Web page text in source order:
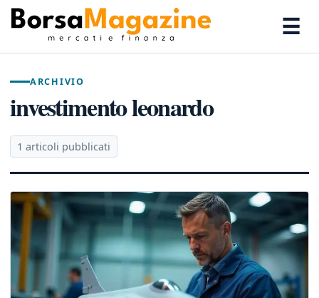
☰
ARCHIVIO
investimento leonardo
1 articoli pubblicati